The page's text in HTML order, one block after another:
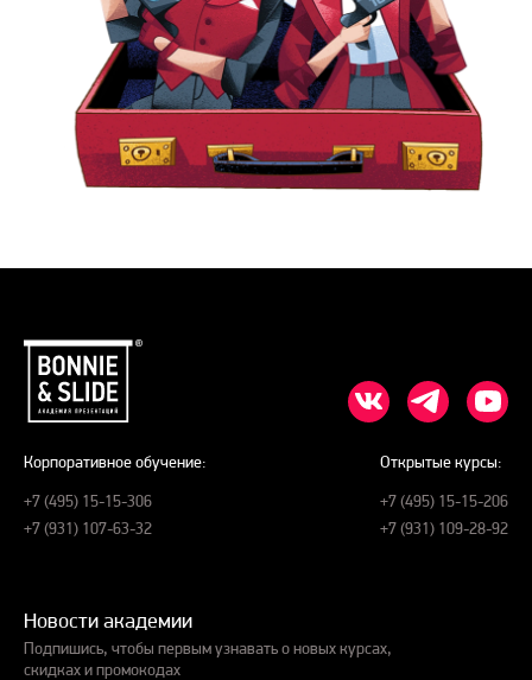
Корпоративное обучение:
+7 (495) 15-15-306
+7 (931) 107-63-32
Открытые курсы:
+7 (495) 15-15-206
+7 (931) 109-28-92
Новости академии
Подпишись, чтобы первым узнавать о новых курсах,
скидках и промокодах